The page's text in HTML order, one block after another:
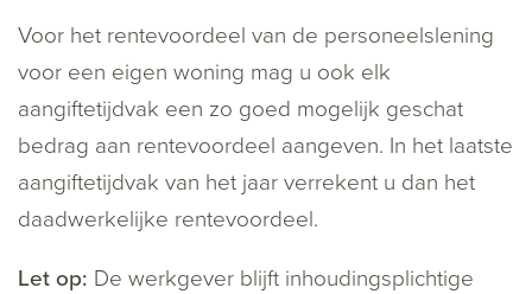
Voor het rentevoordeel van de personeelslening
voor een eigen woning mag u ook elk
aangiftetijdvak een zo goed mogelijk geschat
bedrag aan rentevoordeel aangeven. In het laatste
aangiftetijdvak van het jaar verrekent u dan het
daadwerkelijke rentevoordeel.
Let op: De werkgever blijft inhoudingsplichtige